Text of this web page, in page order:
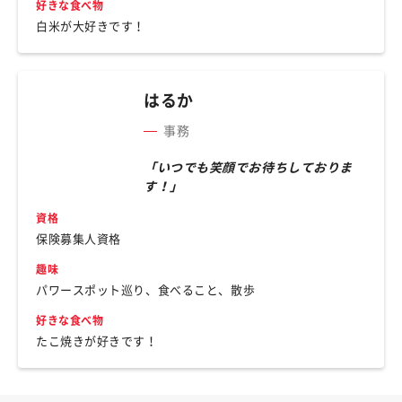
好きな食べ物
白米が大好きです！
はるか
事務
「いつでも笑顔でお待ちしておりま
す！」
資格
保険募集人資格
趣味
パワースポット巡り、食べること、散歩
好きな食べ物
たこ焼きが好きです！